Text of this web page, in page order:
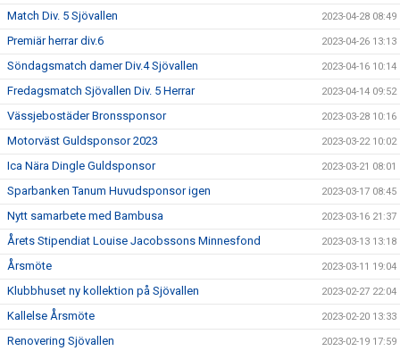
Match Div. 5 Sjövallen 2023-04-28 08:49
Premiär herrar div.6 2023-04-26 13:13
Söndagsmatch damer Div.4 Sjövallen 2023-04-16 10:14
Fredagsmatch Sjövallen Div. 5 Herrar 2023-04-14 09:52
Vässjebostäder Bronssponsor 2023-03-28 10:16
Motorväst Guldsponsor 2023 2023-03-22 10:02
Ica Nära Dingle Guldsponsor 2023-03-21 08:01
Sparbanken Tanum Huvudsponsor igen 2023-03-17 08:45
Nytt samarbete med Bambusa 2023-03-16 21:37
Årets Stipendiat Louise Jacobssons Minnesfond 2023-03-13 13:18
Årsmöte 2023-03-11 19:04
Klubbhuset ny kollektion på Sjövallen 2023-02-27 22:04
Kallelse Årsmöte 2023-02-20 13:33
Renovering Sjövallen 2023-02-19 17:59